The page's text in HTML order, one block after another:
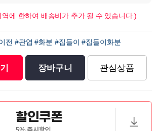
에 한하여 배송비가 추가 될 수 있습니다.)
전 #관엽 #화분 #집들이 #집들이화분
장바구니 관심상품